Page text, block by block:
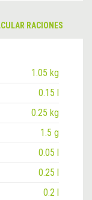
RACIONES
1.05 kg
0.15 l
0.25 kg
1.5 g
0.05 l
0.25 l
0.2 l